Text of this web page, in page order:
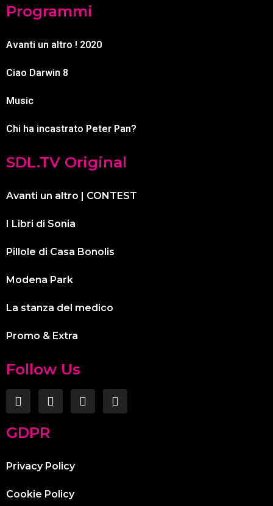
Programmi
Avanti un altro ! 2020
Ciao Darwin 8
Music
Chi ha incastrato Peter Pan?
SDL.TV Original
Avanti un altro | CONTEST
I Libri di Sonia
Pillole di Casa Bonolis
Modena Park
La stanza del medico
Promo & Extra
Follow Us
GDPR
Privacy Policy
Cookie Policy